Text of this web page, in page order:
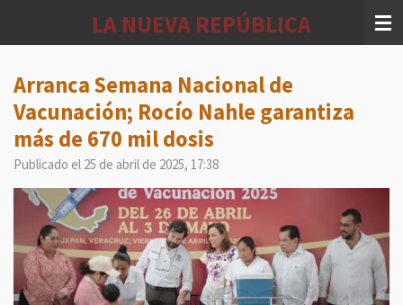
principal
LA NUEVA REPÚBLICA
Arranca Semana Nacional de
Vacunación; Rocío Nahle garantiza
más de 670 mil dosis
Publicado el 25 de abril de 2025, 17:38